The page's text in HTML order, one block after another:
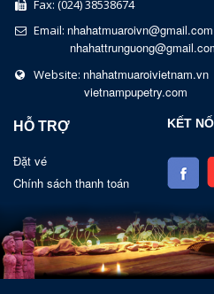
Fax: (024) 38538674
Email: nhahatmuaroivn@gmail.com
Website: nhahatmuaroivietnam.vn
vietnampupetry.com
HỖ TRỢ
Đặt vé
Chính sách thanh toán
KẾT